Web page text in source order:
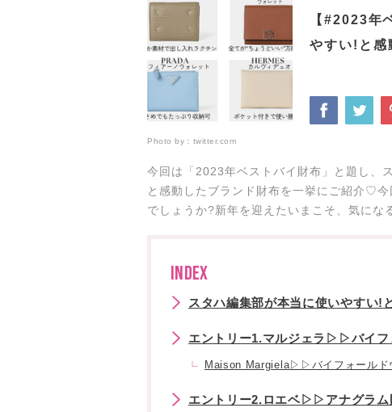
【#2023年
やすい!と感
Photo by： twitter.com
今回は「2023年ベストバイ財布」と題し、
と感動したブランド財布を一挙にご紹介♡
でしょうか?新年を迎えたいまこそ、気にな
INDEX
スタハ編集部が本当に使いやすい!
エントリー1.マルジェラ▷▷バイフ
Maison Margiela▷▷バイフォールド
エントリー2.ロエベ▷▷アナグラム